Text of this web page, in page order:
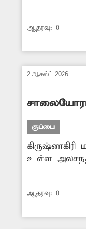
அருகே
குப்பைகளில்
பள்ளி
ஏற்படும்
இதுகுறித்து
எடுப்பார்களா?
ஆதரவு: 0
2 ஆகஸ்ட் 2026
குப்பைகள்
குப்பை
கிருஷ்ணகிரி
உள்ள
அளவில்
குவிந்து
துர்நாற்றம்
சுகாதார
ஆதரவு: 0